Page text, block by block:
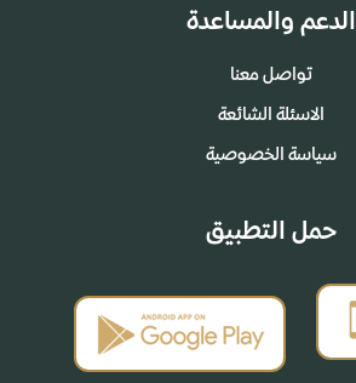
الدعم والمساعدة
تواصل معنا
الاسئلة الشائعة
سياسة الخصوصية
حمل التطبيق